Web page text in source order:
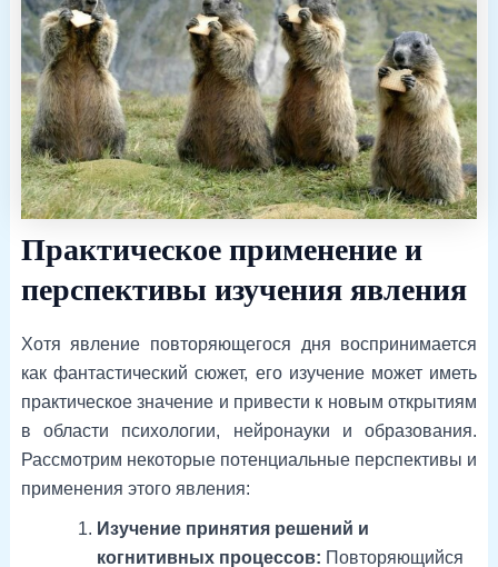
Практическое применение и
перспективы изучения явления
Хотя явление повторяющегося дня воспринимается
как фантастический сюжет, его изучение может иметь
практическое значение и привести к новым открытиям
в области психологии, нейронауки и образования.
Рассмотрим некоторые потенциальные перспективы и
применения этого явления:
Изучение принятия решений и
когнитивных процессов: Повторяющийся